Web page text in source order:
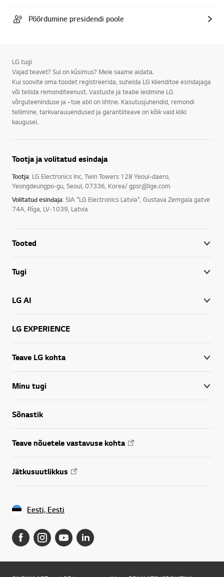
Pöördumine presidendi poole
LG tugi
Vajad teavet? Sul on küsimus? Meie saame aidata.
Kui soovite oma toodet registreerida, suhelda LG klienditoe esindajaga
või tellida remonditeenust. Vastuste ja teabe leidmine LG
võrguteeninduse ja –toe abil on lihtne. Kasutusjuhendid, remondi
tellimine, tarkvarauuendused ja garantiiteave on kõik vaid kliki
kaugusel.
Tootja ja volitatud esindaja
Tootja: LG Electronics Inc, Twin Towers 128 Yeoui-daero,
Yeongdeungpo-gu, Seoul, 07336, Korea/ gpsr@lge.com
Volitatud esindaja: SIA "LG Electronics Latvia", Gustava Zemgala gatve
74A, Rīga, LV-1039, Latvia
Tooted
Tugi
LG AI
LG EXPERIENCE
Teave LG kohta
Minu tugi
Sõnastik
Teave nõuetele vastavuse kohta
Jätkusuutlikkus
Eesti, Eesti